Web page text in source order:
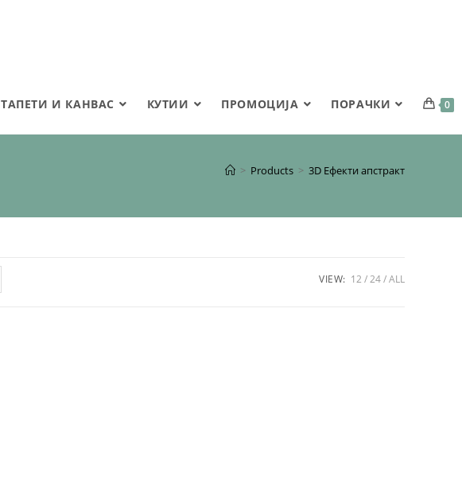
ТАПЕТИ И КАНВАС КУТИИ ПРОМОЦИЈА ПОРАЧКИ 0
> Products > 3D Ефекти апстракт
VIEW: 12 24 ALL